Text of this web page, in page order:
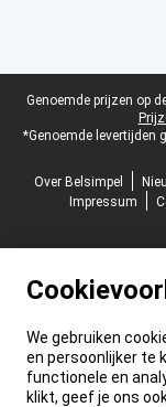
Juridische
Genoemde prijzen op
*Genoemde levertijden
Over Belsimpel
Impressum
We gebruiken
en persoonlijker te
functionele en
klikt, geef je ons